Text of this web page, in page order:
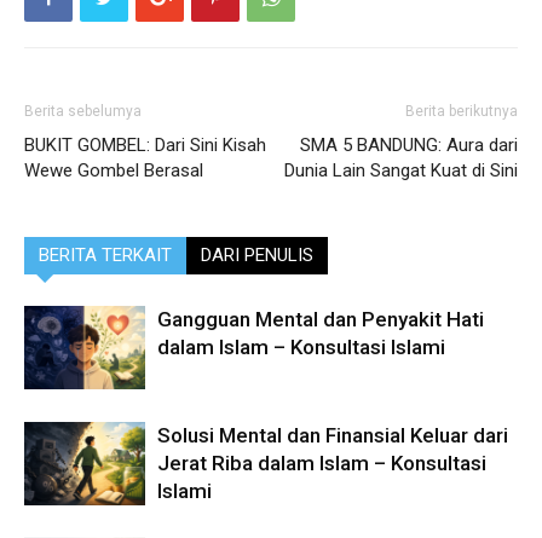
Berita sebelumya
BUKIT GOMBEL: Dari Sini Kisah
Wewe Gombel Berasal
Berita berikutnya
SMA 5 BANDUNG: Aura dari
Dunia Lain Sangat Kuat di Sini
BERITA TERKAIT DARI PENULIS
Gangguan Mental dan Penyakit Hati
dalam Islam – Konsultasi Islami
Solusi Mental dan Finansial Keluar dari
Jerat Riba dalam Islam – Konsultasi
Islami